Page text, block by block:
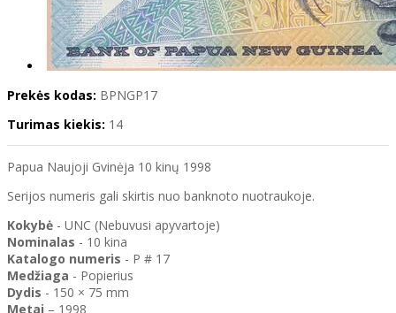
Prekės kodas: BPNGP17
Turimas kiekis: 14
Papua Naujoji Gvinėja 10 kinų 1998
Serijos numeris gali skirtis nuo banknoto nuotraukoje.
Kokybė - UNC (Nebuvusi apyvartoje)
Nominalas - 10 kina
Katalogo numeris - P # 17
Medžiaga - Popierius
Dydis - 150 × 75 mm
Metai – 1998